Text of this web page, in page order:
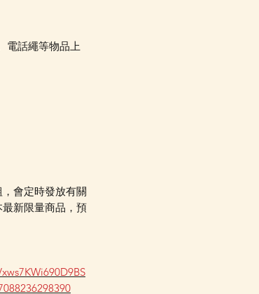
電話繩等物品上
會定時發放有關
新限量商品，預